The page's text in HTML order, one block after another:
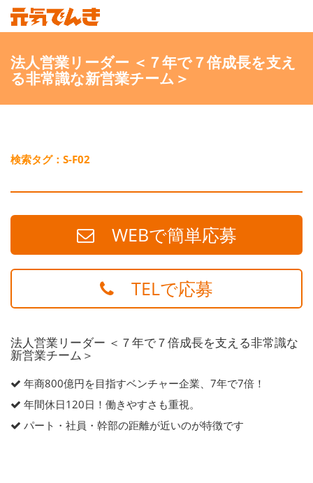
法人営業リーダー ＜７年で７倍成長を支え
る非常識な新営業チーム＞
検索タグ：S-F02
WEBで簡単応募
TELで応募
法人営業リーダー ＜７年で７倍成長を支える非常識な
新営業チーム＞
年商800億円を目指すベンチャー企業、7年で7倍！
年間休日120日！働きやすさも重視。
パート・社員・幹部の距離が近いのが特徴です